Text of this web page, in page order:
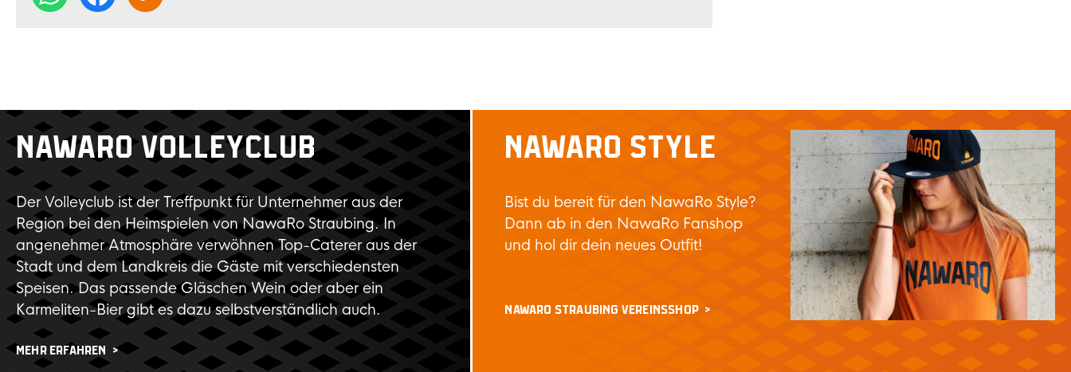
NAWARO VOLLEYCLUB
Der Volleyclub ist der Treffpunkt für Unternehmer aus der
Region bei den Heimspielen von NawaRo Straubing. In
angenehmer Atmosphäre verwöhnen Top-Caterer aus der
Stadt und dem Landkreis die Gäste mit verschiedensten
Speisen. Das passende Gläschen Wein oder aber ein
Karmeliten-Bier gibt es dazu selbstverständlich auch.
MEHR ERFAHREN
NAWARO STYLE
Bist du bereit für den NawaRo Style?
Dann ab in den NawaRo Fanshop
und hol dir dein neues Outfit!
NAWARO STRAUBING VEREINSSHOP